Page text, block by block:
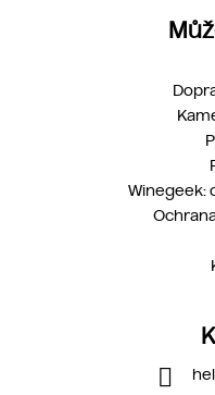
Winegeek: